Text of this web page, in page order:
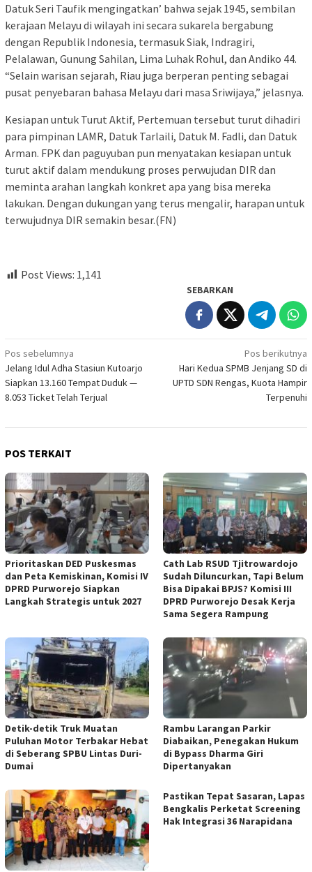
Datuk Seri Taufik mengingatkan’ bahwa sejak 1945, sembilan
kerajaan Melayu di wilayah ini secara sukarela bergabung
dengan Republik Indonesia, termasuk Siak, Indragiri,
Pelalawan, Gunung Sahilan, Lima Luhak Rohul, dan Andiko 44.
“Selain warisan sejarah, Riau juga berperan penting sebagai
pusat penyebaran bahasa Melayu dari masa Sriwijaya,” jelasnya.
Kesiapan untuk Turut Aktif, Pertemuan tersebut turut dihadiri
para pimpinan LAMR, Datuk Tarlaili, Datuk M. Fadli, dan Datuk
Arman. FPK dan paguyuban pun menyatakan kesiapan untuk
turut aktif dalam mendukung proses perwujudan DIR dan
meminta arahan langkah konkret apa yang bisa mereka
lakukan. Dengan dukungan yang terus mengalir, harapan untuk
terwujudnya DIR semakin besar.(FN)
Post Views: 1,141
SEBARKAN
Navigasi
pos
Pos sebelumnya
Jelang Idul Adha Stasiun Kutoarjo
Siapkan 13.160 Tempat Duduk —
8.053 Ticket Telah Terjual
Pos berikutnya
Hari Kedua SPMB Jenjang SD di
UPTD SDN Rengas, Kuota Hampir
Terpenuhi
POS TERKAIT
‎Prioritaskan DED Puskesmas
dan Peta Kemiskinan, Komisi IV
DPRD Purworejo Siapkan
Langkah Strategis untuk 2027 ‎
‎Cath Lab RSUD Tjitrowardojo
Sudah Diluncurkan, Tapi Belum
Bisa Dipakai BPJS? Komisi III
DPRD Purworejo Desak Kerja
Sama Segera Rampung
Detik-detik Truk Muatan
Puluhan Motor Terbakar Hebat
di Seberang SPBU Lintas Duri-
Dumai
Rambu Larangan Parkir
Diabaikan, Penegakan Hukum
di Bypass Dharma Giri
Dipertanyakan
Pastikan Tepat Sasaran, Lapas
Bengkalis Perketat Screening
Hak Integrasi 36 Narapidana